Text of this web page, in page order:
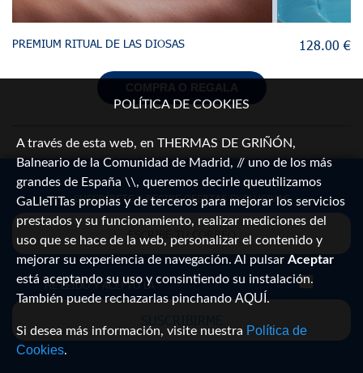
POLÍTICA DE COOKIES
A través de esta web, en THERMAS DE GRIÑÓN,
Balneario de la Comunidad de Madrid, // uno de los más
grandes de España \\, queremos decirle queutilizamos
GaLleTiTas propias y de terceros para mejorar los servicios
prestados y su funcionamiento, realizar mediciones del
uso que se hace de la web, personalizar el contenido y
mejorar su experiencia de navegación. Al pulsar Aceptar
está aceptando su uso y consintiendo su instalación.
También puede rechazarlas pinchando AQUÍ .
Si desea más información, visite nuestra Política de
Cookies.
PREMIUM RITUAL DE LAS DIOSAS 128.00 €
COMPRA O REGALA
SUSCRÍBETE Y RECIBE OFERTAS EXCLUSIVAS
HE LEÍDO Y ACEPTO LAPOLÍTICA DE PRIVACIDAD